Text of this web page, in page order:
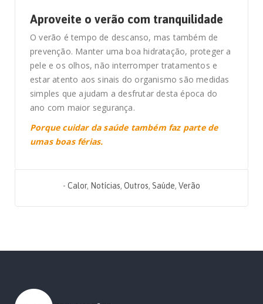
Aproveite o verão com tranquilidade
O verão é tempo de descanso, mas também de
prevenção. Manter uma boa hidratação, proteger a
pele e os olhos, não interromper tratamentos e
estar atento aos sinais do organismo são medidas
simples que ajudam a desfrutar desta época do
ano com maior segurança.
Porque cuidar da saúde também faz parte de
umas boas férias.
- Calor, Notícias, Outros, Saúde, Verão